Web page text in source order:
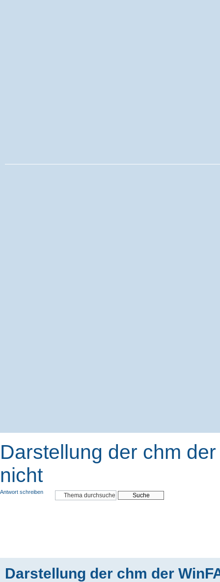
Darstellung der chm
nicht
Antwort schreiben
Darstellung der chm der